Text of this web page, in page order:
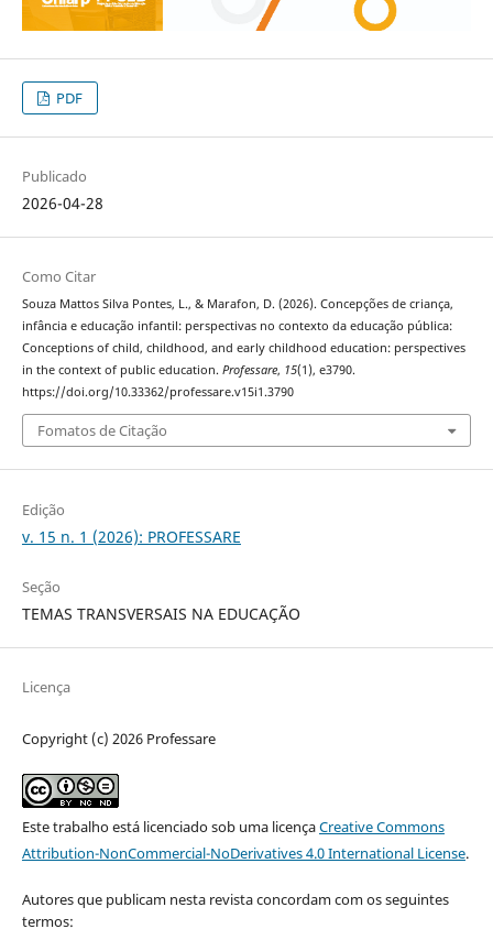
PDF
Publicado
2026-04-28
Como Citar
Souza Mattos Silva Pontes, L., & Marafon, D. (2026). Concepções de criança,
infância e educação infantil: perspectivas no contexto da educação pública:
Conceptions of child, childhood, and early childhood education: perspectives
in the context of public education. Professare, 15(1), e3790.
https://doi.org/10.33362/professare.v15i1.3790
Fomatos de Citação
Edição
v. 15 n. 1 (2026): PROFESSARE
Seção
TEMAS TRANSVERSAIS NA EDUCAÇÃO
Licença
Copyright (c) 2026 Professare
Este trabalho está licenciado sob uma licençaCreative Commons
Attribution-NonCommercial-NoDerivatives 4.0 International License.
Autores que publicam nesta revista concordam com os seguintes
termos: